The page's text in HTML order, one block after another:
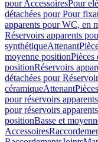
pour AccessoiresPour
détachées pour Pour
apparents pour WC, en
Réservoirs apparents
synthétiqueAttenant
moyenne positionPièces
positionRéservoirs
détachées pour
céramiqueAttenant
pour réservoirs apparents
pour réservoirs apparents
positionBasse et
Accessoires